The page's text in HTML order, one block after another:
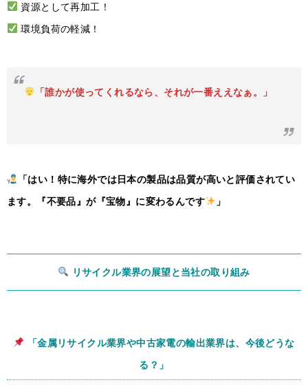
資源として再加工！
環境負荷の軽減！
「誰かが使ってくれるなら、それが一番ええなぁ。」
「はい！特に海外では日本の製品は品質が高いと評価されてい
ます。『不要品』が『宝物』に変わるんです
」
リサイクル業界の展望と当社の取り組み
「金属リサイクル業界や中古家電の輸出業界は、今後どうな
る？」